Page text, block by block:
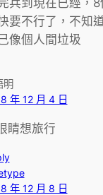
兵到現在已經，
要不行了，不知
像個人間垃圾
明
年 12 月 4 日
睛想旅行
年 12 月 8 日